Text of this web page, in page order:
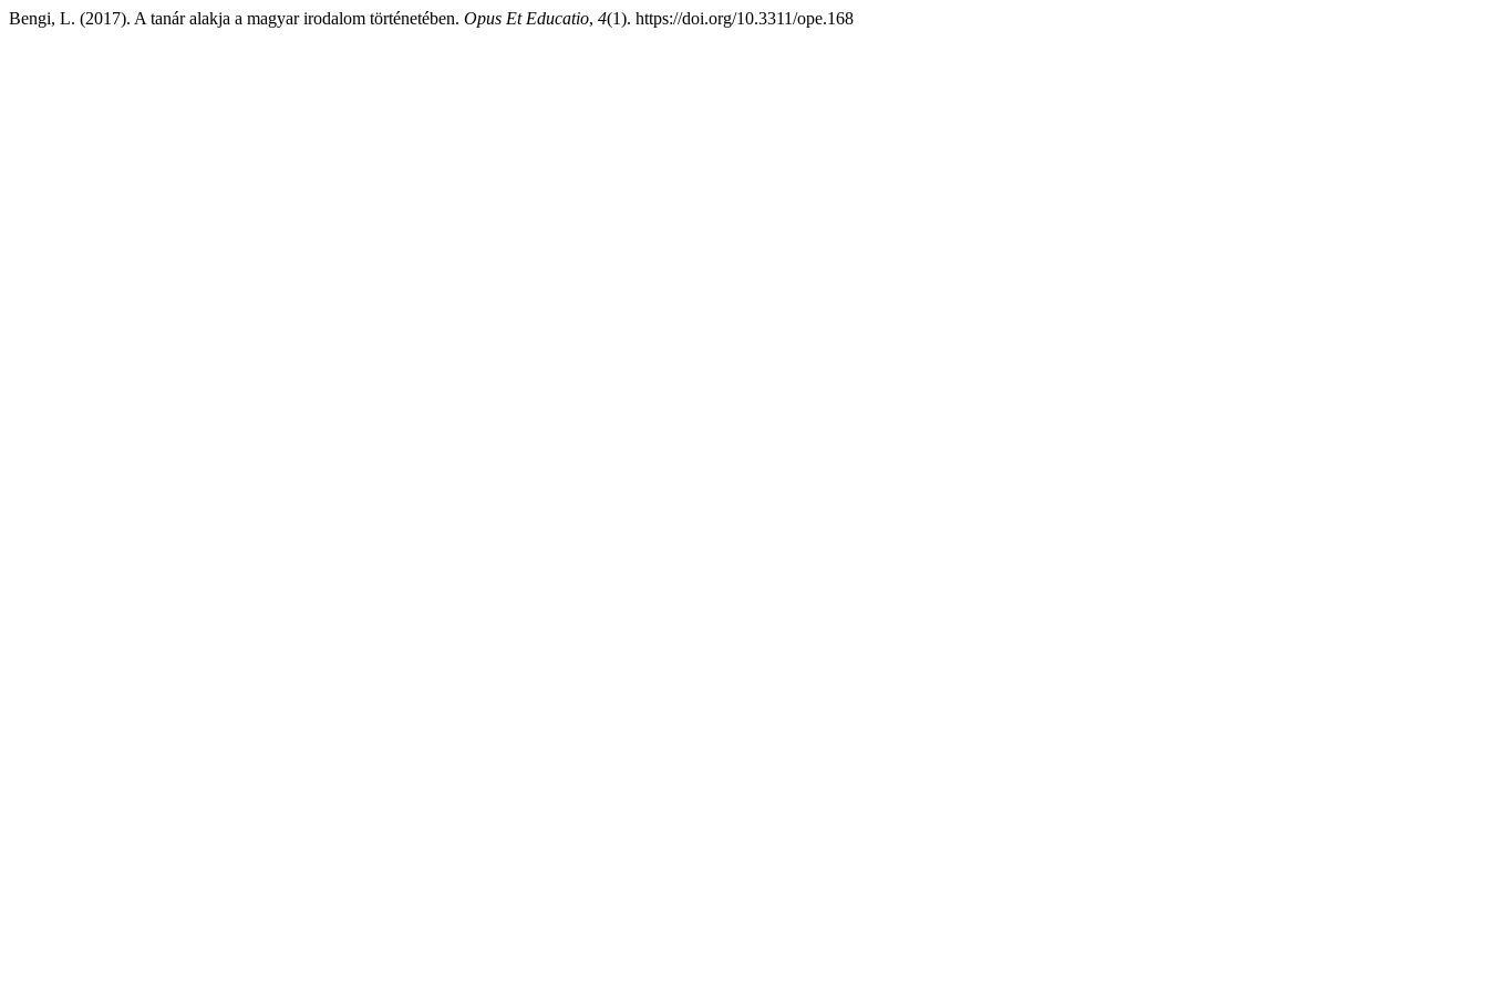
Bengi, L. (2017). A tanár alakja a magyar irodalom történetében. Opus Et Educatio, 4(1). https://doi.org/10.3311/ope.168